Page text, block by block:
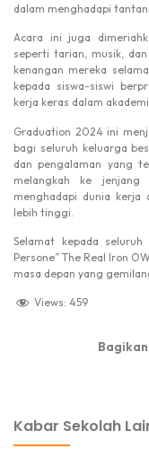
dalam menghadapi
Acara ini juga
seperti tarian, musik,
kenangan mereka
kepada siswa-siswi
kerja keras dalam
Graduation 2024 ini
bagi seluruh keluarga
dan pengalaman yang
melangkah ke
menghadapi dunia kerja
lebih tinggi.
Selamat kepada
Persone” The Real Iron
masa depan yang
Views: 459
Bagikan
Kabar Sekolah